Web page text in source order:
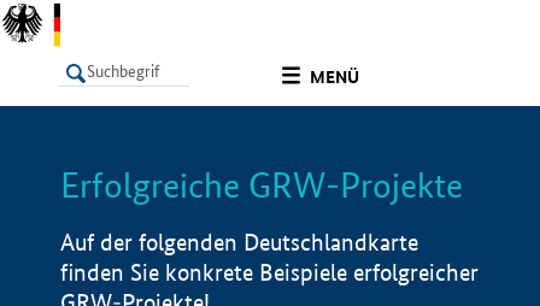
MENÜ
LISTE Info
Erfolgreiche GRW-Projekte
Auf der folgenden Deutschlandkarte
finden Sie konkrete Beispiele erfolgreicher